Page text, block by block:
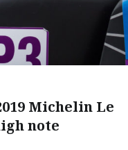
Michelin Le
note